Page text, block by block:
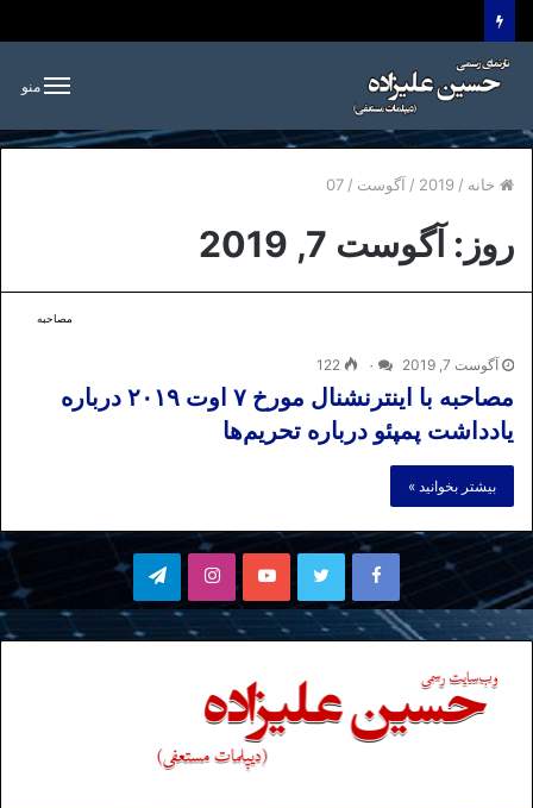
منو
خانه /
2019
/ آگوست /
07
روز: آگوست 7, 2019
مصاحبه
آگوست 7, 2019 ۰ 122
مصاحبه با اینترنشنال مورخ ۷ اوت ۲۰۱۹ درباره
یادداشت پمپئو درباره تحریم‌ها
بیشتر بخوانید »
فیسبوک توییتر یوتیوباینستاگرام
تلگرام